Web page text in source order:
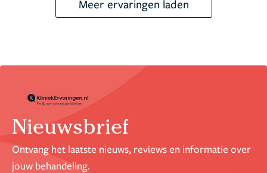
Meer ervaringen laden
Nieuwsbrief
Ontvang het laatste nieuws, reviews en informatie over
jouw behandeling.